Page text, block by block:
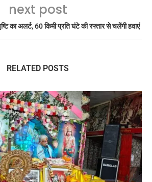
next post
का अलर्ट, 60 किमी प्रति घंटे की रफ्तार से चलेंगी हवाएं
RELATED POSTS